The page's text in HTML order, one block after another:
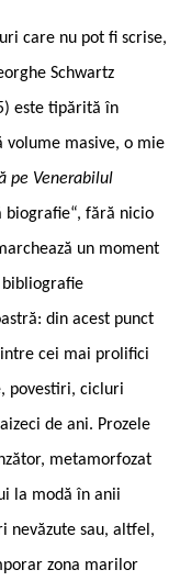
care nu pot fi scrise,
Schwartz
este tipărită în
volume masive, o mie
pe Venerabilul
biografie“, fără nicio
un moment
bibliografie
din acest punct
cei mai prolifici
povestiri, cicluri
de ani. Prozele
metamorfozat
la modă în anii
nevăzute sau, altfel,
zona marilor